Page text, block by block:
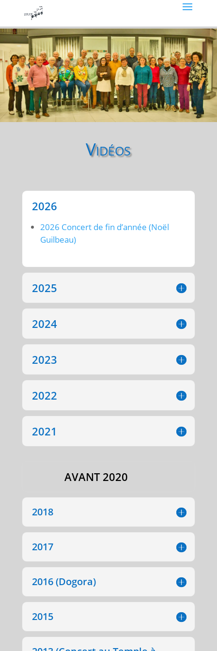
Vidéos
2026
2026 Concert de fin d’année (Noël
Guilbeau)
2025
2024
2023
2022
2021
AVANT 2020
2018
2017
2016 (Dogora)
2015